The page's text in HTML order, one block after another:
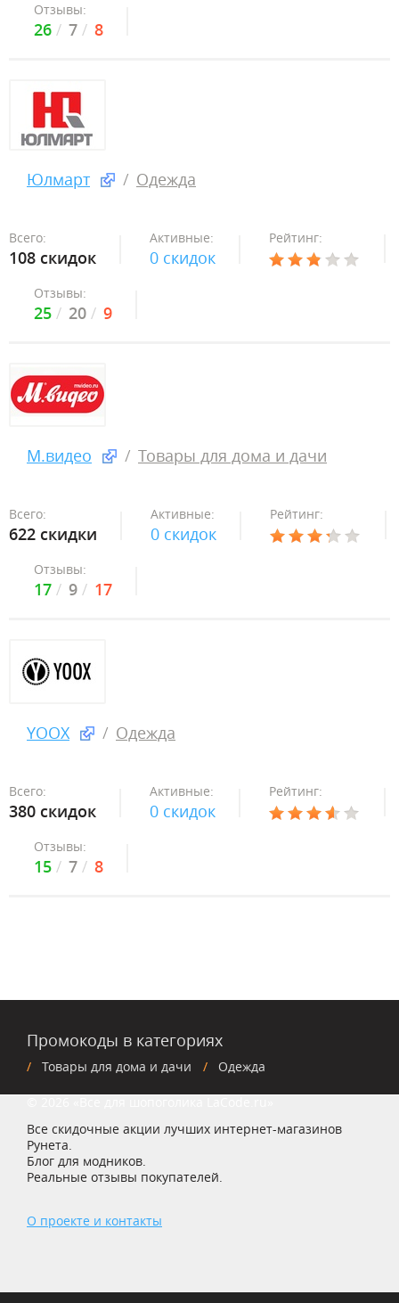
Отзывы:
26 7 8
Юлмарт Одежда
Всего:
108 скидок
Активные:
0 скидок
Рейтинг:
Отзывы:
25 20 9
М.видео Товары для дома и дачи
Всего:
622 скидки
Активные:
0 скидок
Рейтинг:
Отзывы:
17 9 17
YOOX Одежда
Всего:
380 скидок
Активные:
0 скидок
Рейтинг:
Отзывы:
15 7 8
Промокоды в категориях
Товары для дома и дачи Одежда
Все скидочные акции лучших интернет-магазинов
Рунета.
Блог для модников.
Реальные отзывы покупателей.
О проекте и контакты